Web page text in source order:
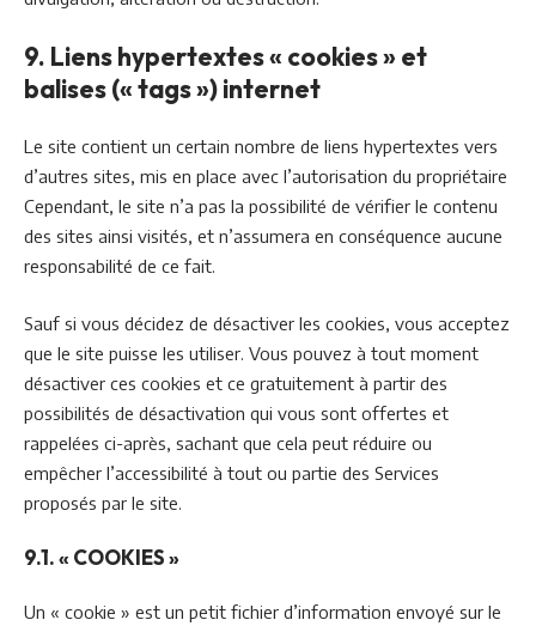
9. Liens hypertextes « cookies » et
balises (« tags ») internet
Le site contient un certain nombre de liens hypertextes vers
d’autres sites, mis en place avec l’autorisation du propriétaire
Cependant, le site n’a pas la possibilité de vérifier le contenu
des sites ainsi visités, et n’assumera en conséquence aucune
responsabilité de ce fait.
Sauf si vous décidez de désactiver les cookies, vous acceptez
que le site puisse les utiliser. Vous pouvez à tout moment
désactiver ces cookies et ce gratuitement à partir des
possibilités de désactivation qui vous sont offertes et
rappelées ci-après, sachant que cela peut réduire ou
empêcher l’accessibilité à tout ou partie des Services
proposés par le site.
9.1. « COOKIES »
Un « cookie » est un petit fichier d’information envoyé sur le